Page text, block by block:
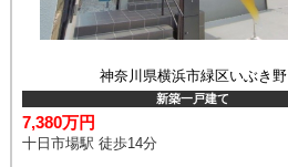
神奈川県横浜市緑区いぶき野
新築一戸建て
7,380万円
十日市場駅 徒歩14分